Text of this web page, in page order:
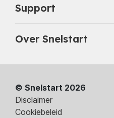
Support
Over Snelstart
© Snelstart 2026
Disclaimer
Cookiebeleid